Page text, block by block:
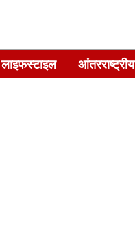
लाइफस्टाइल आंतरराष्ट्रीय